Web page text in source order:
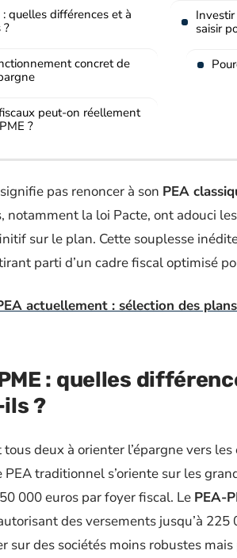
quelles différences et à
?
concret de
peut-on réellement
?
saisir
pas renoncer à son PEA
notamment la loi Pacte, ont adouci
sur le plan. Cette souplesse
parti d’un cadre fiscal optimisé
actuellement : sélection des
: quelles
?
deux à orienter l’épargne vers
traditionnel s’oriente sur les
000 euros par foyer fiscal. Le PEA-
des versements jusqu’à
sur des sociétés moins robustes